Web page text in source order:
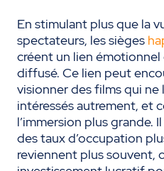
En stimulant plus que la
spectateurs, les sièges
créent un lien
diffusé. Ce lien peut
visionner des films qui ne
intéressés autrement, et
l’immersion plus grande.
des taux d’occupation
reviennent plus souvent,